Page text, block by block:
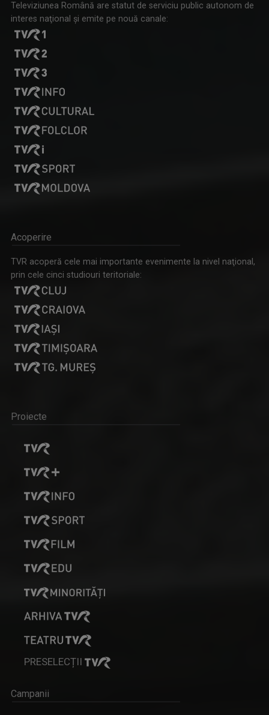
Televiziunea Română are statut de serviciu public autonom de
interes naţional şi emite pe nouă canale:
Acoperire
TVR acoperă cele mai importante evenimente la nivel naţional,
prin cele cinci studiouri teritoriale:
Proiecte
PRESELECȚII
Campanii